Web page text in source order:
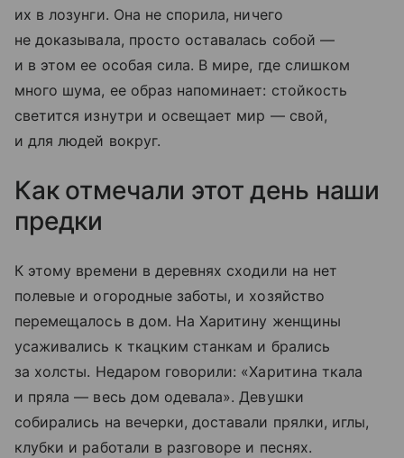
их в лозунги. Она не спорила, ничего
не доказывала, просто оставалась собой —
и в этом ее особая сила. В мире, где слишком
много шума, ее образ напоминает: стойкость
светится изнутри и освещает мир — свой,
и для людей вокруг.
Как отмечали этот день наши
предки
К этому времени в деревнях сходили на нет
полевые и огородные заботы, и хозяйство
перемещалось в дом. На Харитину женщины
усаживались к ткацким станкам и брались
за холсты. Недаром говорили: «Харитина ткала
и пряла — весь дом одевала». Девушки
собирались на вечерки, доставали прялки, иглы,
клубки и работали в разговоре и песнях.